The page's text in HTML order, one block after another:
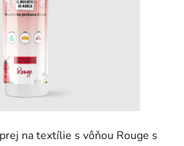
na textílie s vôňou Rouge s